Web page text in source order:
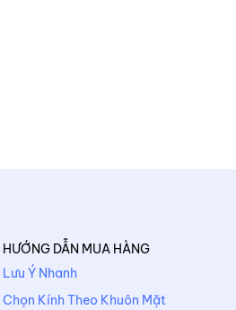
HƯỚNG DẪN MUA HÀNG
Lưu Ý Nhanh
Chọn Kính Theo Khuôn Mặt